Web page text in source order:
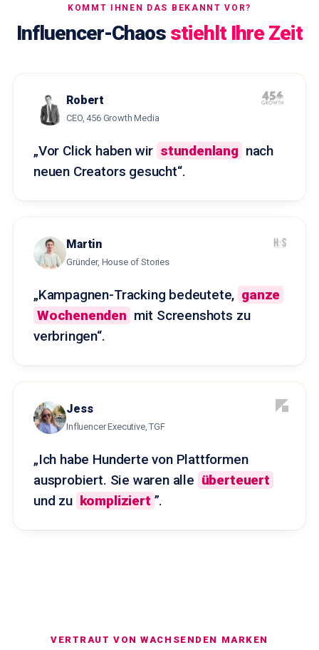
KOMMT IHNEN DAS BEKANNT VOR?
Influencer-Chaos stiehlt Ihre Zeit
Robert
CEO, 456 Growth Media
„Vor Click haben wir stundenlang nach
neuen Creators gesucht“.
Martin
Gründer, House of Stories
„Kampagnen-Tracking bedeutete, ganze
Wochenenden mit Screenshots zu
verbringen“.
Jess
Influencer Executive, TGF
„Ich habe Hunderte von Plattformen
ausprobiert. Sie waren alle überteuert
und zu kompliziert ”.
VERTRAUT VON WACHSENDEN MARKEN